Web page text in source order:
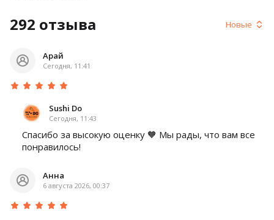
292 отзыва Новые
Арай
Сегодня, 11:41
Sushi Do
Сегодня, 11:43
Спасибо за высокую оценку 🧡 Мы рады, что вам все
понравилось!
Анна
6 августа 2026, 00:37